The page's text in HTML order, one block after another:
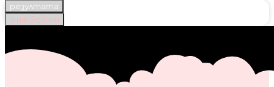
резултата
Виж всички